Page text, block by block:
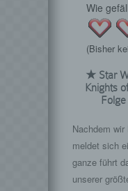
Wie
(Bisher
★ Star
Knights
Nachdem
meldet sich
ganze führt
unserer